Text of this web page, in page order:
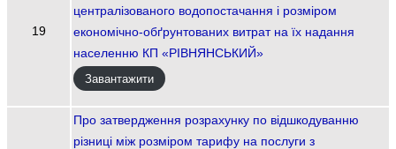
19
централізованого водопостачання і розміром
економічно-обґрунтованих витрат на їх надання
населенню КП «РІВНЯНСЬКИЙ»
Завантажити
Про затвердження розрахунку по відшкодуванню
різниці між розміром тарифу на послуги з